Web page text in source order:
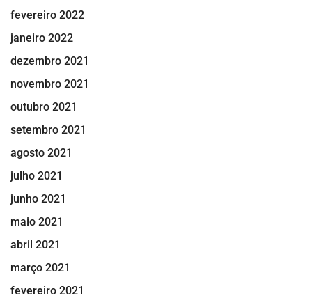
fevereiro 2022
janeiro 2022
dezembro 2021
novembro 2021
outubro 2021
setembro 2021
agosto 2021
julho 2021
junho 2021
maio 2021
abril 2021
março 2021
fevereiro 2021